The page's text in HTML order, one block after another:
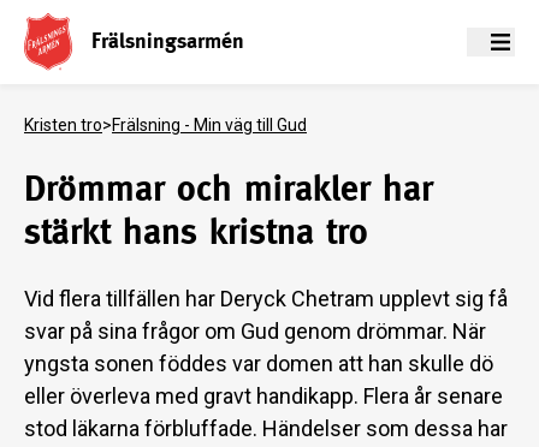
Frälsningsarmén Meny
Kristen tro>Frälsning - Min väg till Gud
Drömmar och mirakler har
stärkt hans kristna tro
Vid flera tillfällen har Deryck Chetram upplevt sig få
svar på sina frågor om Gud genom drömmar. När
yngsta sonen föddes var domen att han skulle dö
eller överleva med gravt handikapp. Flera år senare
stod läkarna förbluffade. Händelser som dessa har